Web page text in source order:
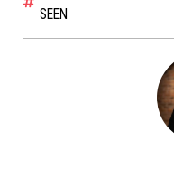
SEEN